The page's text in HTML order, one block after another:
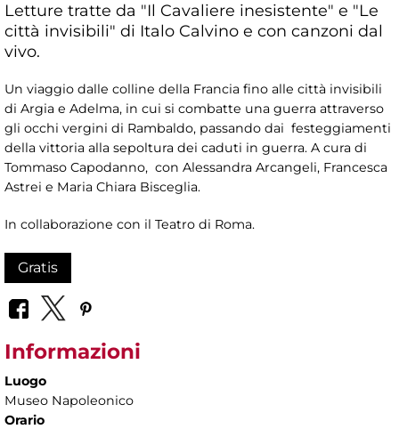
Letture tratte da "Il Cavaliere inesistente" e "Le
città invisibili" di Italo Calvino e con canzoni dal
vivo.
Un viaggio dalle colline della Francia fino alle città invisibili
di Argia e Adelma, in cui si combatte una guerra attraverso
gli occhi vergini di Rambaldo, passando dai festeggiamenti
della vittoria alla sepoltura dei caduti in guerra. A cura di
Tommaso Capodanno, con Alessandra Arcangeli, Francesca
Astrei e Maria Chiara Bisceglia.
In collaborazione con il Teatro di Roma.
Gratis
Informazioni
Luogo
Museo Napoleonico
Orario